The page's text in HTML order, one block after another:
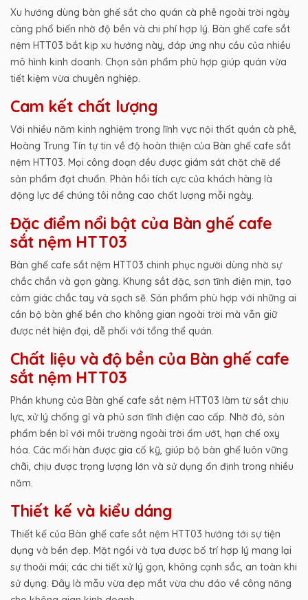
Xu hướng dùng bàn ghế sắt cho quán cà phê ngoài trời ngày
càng phổ biến nhờ độ bền và chi phí hợp lý. Bàn ghế cafe sắt
nệm HTT03 bắt kịp xu hướng này, đáp ứng nhu cầu của nhiều
mô hình kinh doanh. Chọn sản phẩm phù hợp giúp quán vừa
tiết kiệm vừa chuyên nghiệp.
Cam kết chất lượng
Với nhiều năm kinh nghiệm trong lĩnh vực nội thất quán cà phê,
Hoàng Trung Tín tự tin về độ hoàn thiện của Bàn ghế cafe sắt
nệm HTT03. Mọi công đoạn đều được giám sát chặt chẽ để
sản phẩm đạt chuẩn. Phản hồi tích cực của khách hàng là
động lực để chúng tôi nâng cao chất lượng mỗi ngày.
Đặc điểm nổi bật của Bàn ghế cafe
sắt nệm HTT03
Bàn ghế cafe sắt nệm HTT03 chinh phục người dùng nhờ sự
chắc chắn và gọn gàng. Khung sắt đặc, sơn tĩnh điện mịn, tạo
cảm giác chắc tay và sạch sẽ. Sản phẩm phù hợp với những ai
cần bộ bàn ghế bền cho không gian ngoài trời mà vẫn giữ
được nét hiện đại, dễ phối với tổng thể quán.
Chất liệu và độ bền của Bàn ghế cafe
sắt nệm HTT03
Phần khung của Bàn ghế cafe sắt nệm HTT03 làm từ sắt chịu
lực, xử lý chống gỉ và phủ sơn tĩnh điện cao cấp. Nhờ đó, sản
phẩm bền bỉ với môi trường ngoài trời ẩm ướt, hạn chế oxy
hóa. Các mối hàn được gia cố kỹ, giúp bộ bàn ghế luôn vững
chãi, chịu được trọng lượng lớn và sử dụng ổn định trong nhiều
năm.
Thiết kế và kiểu dáng
Thiết kế của Bàn ghế cafe sắt nệm HTT03 hướng tới sự tiện
dụng và bền đẹp. Mặt ngồi và tựa được bố trí hợp lý mang lại
sự thoải mái; các chi tiết xử lý gọn, không cạnh sắc, an toàn khi
sử dụng. Đây là mẫu vừa đẹp mắt vừa chu đáo về công năng